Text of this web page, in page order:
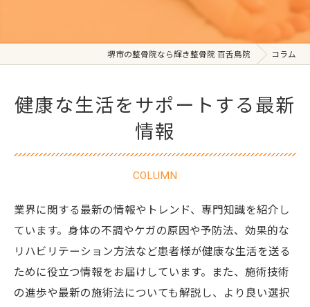
堺市の整骨院なら輝き整骨院 百舌鳥院 コラム
健康な生活をサポートする最新
情報
COLUMN
業界に関する最新の情報やトレンド、専門知識を紹介し
ています。身体の不調やケガの原因や予防法、効果的な
リハビリテーション方法など患者様が健康な生活を送る
ために役立つ情報をお届けしています。また、施術技術
の進歩や最新の施術法についても解説し、より良い選択